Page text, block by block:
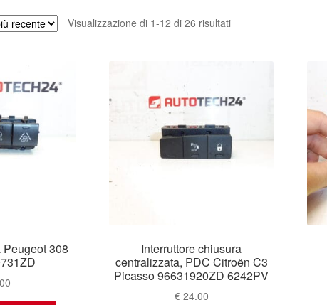
Visualizzazione di 1-12 di 26 risultatiOrdina
recente
Peugeot 308
Interruttore chiusura
centralizzata, PDC Citroën C3
Picasso 96631920ZD 6242PV
€24.00